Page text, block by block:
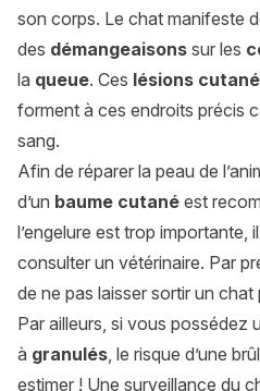
son corps. Le chat manifeste
des démangeaisons sur les
la queue. Ces lésions
forment à ces endroits précis
sang.
Afin de réparer la peau de
d’un baume cutané est
l’engelure est trop importante,
consulter un vétérinaire. Par
de ne pas laisser sortir un
Par ailleurs, si vous possédez
à granulés, le risque d’une
estimer ! Une surveillance du